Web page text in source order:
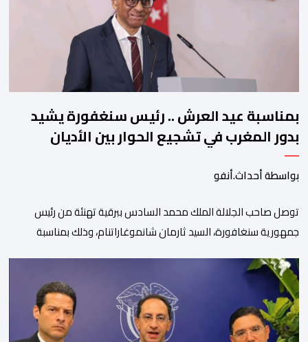
بمناسبة عيد العرش .. رئيس سنغفورة يشيد
بدور المغرب في تشجيع الحوار بين الأديان
بواسطة أحداث.أنفو
توصل صاحب الجلالة الملك محمد السادس ببرقية تهنئة من رئيس
جمهورية سنغافورة، السيد ثارمان شانموغاراتنام، وذلك بمناسبة
وأعرب السيد شانموغاراتنام، في هذه البرقية، باسم الشعب
السنغافوري، عن أحر تهانئه وأطيب متمنياته بموفور الصحة ومزيد من
التوفيق لجلالة الملك، وللشعب المغربي بمزيد من السلام والازدهار.
وأشاد الرئيس […]